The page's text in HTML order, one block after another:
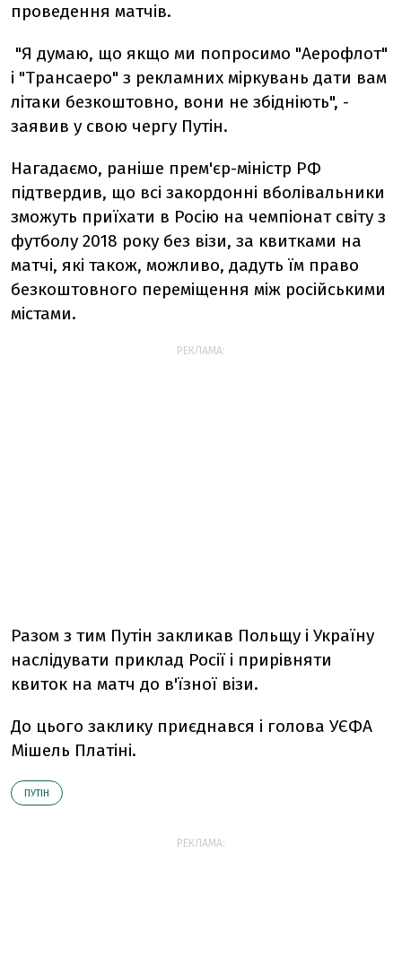
проведення матчів.
"Я думаю, що якщо ми попросимо "Аерофлот"
і "Трансаеро" з рекламних міркувань дати вам
літаки безкоштовно, вони не збідніють", -
заявив у свою чергу Путін.
Нагадаємо, раніше прем'єр-міністр РФ
підтвердив, що всі закордонні вболівальники
зможуть приїхати в Росію на чемпіонат світу з
футболу 2018 року без візи, за квитками на
матчі, які також, можливо, дадуть їм право
безкоштовного переміщення між російськими
містами.
РЕКЛАМА:
Разом з тим Путін закликав Польщу і Україну
наслідувати приклад Росії і прирівняти
квиток на матч до в'їзної візи.
До цього заклику приєднався і голова УЄФА
Мішель Платіні.
ПУТІН
РЕКЛАМА: